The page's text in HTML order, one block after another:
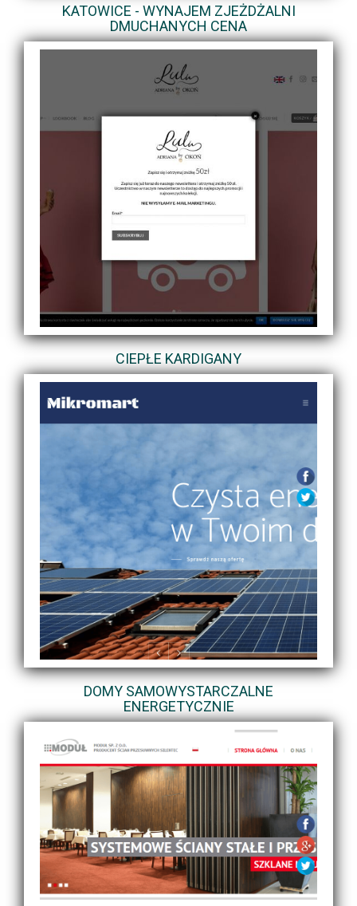
KATOWICE - WYNAJEM ZJEŻDŻALNI
DMUCHANYCH CENA
CIEPŁE KARDIGANY
DOMY SAMOWYSTARCZALNE
ENERGETYCZNIE